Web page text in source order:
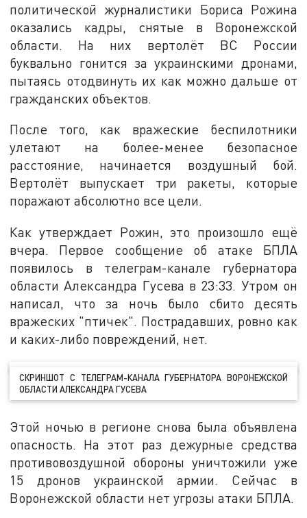
политической журналистики Бориса Рожина
оказались кадры, снятые в Воронежской
области. На них вертолёт ВС России
буквально гонится за украинскими дронами,
пытаясь отодвинуть их как можно дальше от
гражданских объектов.
После того, как вражеские беспилотники
улетают на более-менее безопасное
расстояние, начинается воздушный бой.
Вертолёт выпускает три ракеты, которые
поражают абсолютно все цели.
Как утверждает Рожин, это произошло ещё
вчера. Первое сообщение об атаке БПЛА
появилось в телеграм-канале губернатора
области Александра Гусева в 23:33. Утром он
написал, что за ночь было сбито десять
вражеских "птичек". Пострадавших, ровно как
и каких-либо повреждений, нет.
СКРИНШОТ С ТЕЛЕГРАМ-КАНАЛА ГУБЕРНАТОРА ВОРОНЕЖСКОЙ
ОБЛАСТИ АЛЕКСАНДРА ГУСЕВА
Этой ночью в регионе снова была объявлена
опасность. На этот раз дежурные средства
противовоздушной обороны уничтожили уже
15 дронов украинской армии. Сейчас в
Воронежской области нет угрозы атаки БПЛА.